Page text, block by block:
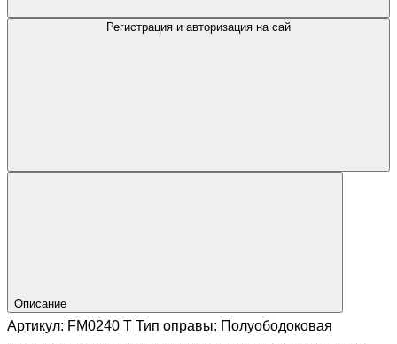
Регистрация и авторизация на сай
Описание
Артикул: FM0240 Т Тип оправы: Полуободоковая